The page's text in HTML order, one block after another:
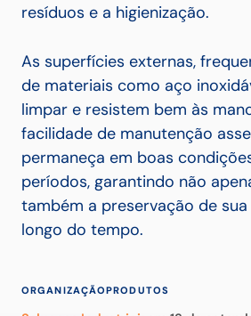
resíduos e a higienização.
As superfícies externas,
de materiais como aço
limpar e resistem bem às
facilidade de manutenção
permaneça em boas
períodos, garantindo não
também a preservação de
longo do tempo.
ORGANIZAÇÃOPRODUTOS